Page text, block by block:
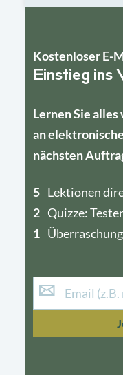
Kostenloser E-
Einstieg ins
Lernen Sie
an
nächsten
5 Lektionen
2 Quizze:
1 Überraschung
4
1